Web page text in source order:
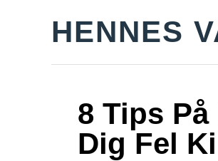
HENNES
8 Tips
Dig Fel